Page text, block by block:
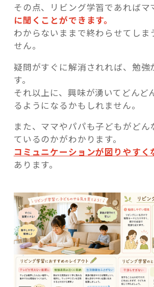
その点、リビング学習であればマ
に聞くことができます。
わからないままで終わらせてしま
せん。
疑問がすぐに解消されれば、勉強
す。
それ以上に、興味が湧いてどんど
るようになるかもしれません。
また、ママやパパも子どもがどん
ているのかがわかります。
コミュニケーションが図りやすく
あります。